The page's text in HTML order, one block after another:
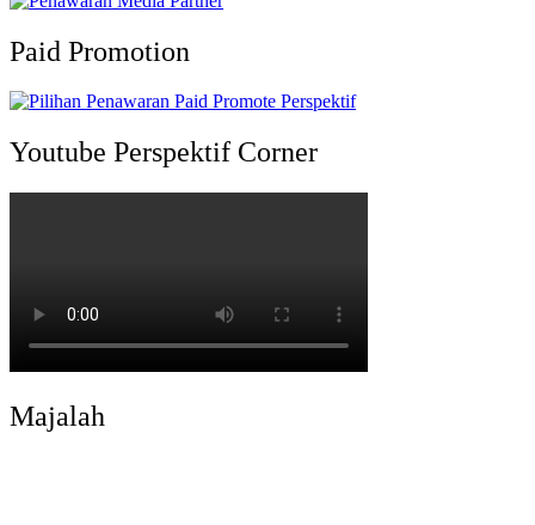
Paid Promotion
Youtube Perspektif Corner
Majalah